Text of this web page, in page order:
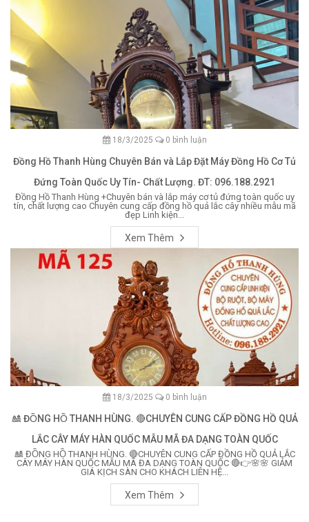
18/3/2025 0 bình luận
Đồng Hồ Thanh Hùng Chuyên Bán và Lắp Đặt Máy Đồng Hồ Cơ Tủ
Đứng Toàn Quốc Uy Tín- Chất Lượng. ĐT: 096.188.2921
Đồng Hồ Thanh Hùng +Chuyên bán và lắp máy cơ tủ đứng toàn quốc uy
tín, chất lượng cao Chuyên cung cấp đồng hồ quả lắc cây nhiều mẫu mã
đẹp Linh kiện...
Xem Thêm
18/3/2025 0 bình luận
🎎 ĐỒNG HỒ THANH HÙNG. 🔴CHUYÊN CUNG CẤP ĐỒNG HỒ QUẢ
LẮC CÂY MÁY HÀN QUỐC MẪU MÃ ĐA DẠNG TOÀN QUỐC
🎎 ĐỒNG HỒ THANH HÙNG. 🔴CHUYÊN CUNG CẤP ĐỒNG HỒ QUẢ LẮC
CÂY MÁY HÀN QUỐC MẪU MÃ ĐA DẠNG TOÀN QUỐC 🔴👉🌸🌸 GIẢM
GIÁ KỊCH SÀN CHO KHÁCH LIÊN HỆ...
Xem Thêm